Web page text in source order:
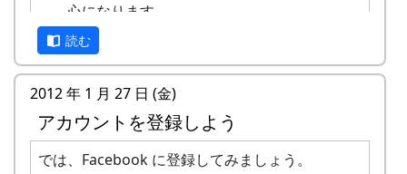
夕方、暗くなってから、いつものように、鶏肉の
バーベキューで慰労会。このくそ寒い時季に屋外
でか、と思いましたが、大丈夫でした。
心になります
Facebook はインターネット上で仮想世
界を楽しむためのものではありません。
現実の世界での知り合いとコミュニケー
ションをするためのものです。
Facebook を利用していると、知り合い
（友達）を通じて、ゆっくりと交友範囲
が広がっていきます。けれども、知らな
読む
2012 年 1 月 27 日 (金)
アカウントを登録しよう
では、Facebook に登録してみましょう。